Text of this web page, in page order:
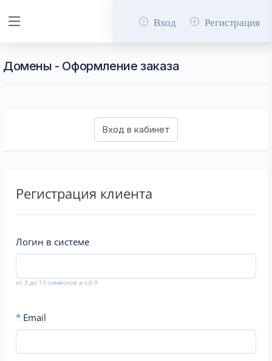
Вход Регистрация
Домены - Оформление заказа
Регистрация клиента
Логин в системе
от 3 до 13 символов a-z,0-9
* Email